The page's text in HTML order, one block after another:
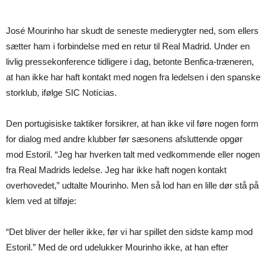
José Mourinho har skudt de seneste medierygter ned, som ellers
sætter ham i forbindelse med en retur til Real Madrid. Under en
livlig pressekonference tidligere i dag, betonte Benfica-træneren,
at han ikke har haft kontakt med nogen fra ledelsen i den spanske
storklub, ifølge SIC Notícias.
Den portugisiske taktiker forsikrer, at han ikke vil føre nogen form
for dialog med andre klubber før sæsonens afsluttende opgør
mod Estoril. “Jeg har hverken talt med vedkommende eller nogen
fra Real Madrids ledelse. Jeg har ikke haft nogen kontakt
overhovedet,” udtalte Mourinho. Men så lod han en lille dør stå på
klem ved at tilføje:
“Det bliver der heller ikke, før vi har spillet den sidste kamp mod
Estoril.” Med de ord udelukker Mourinho ikke, at han efter